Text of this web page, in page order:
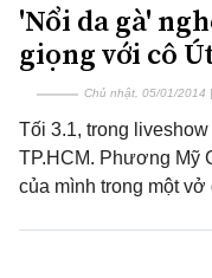
'Nổi da gà'
giọng với cô
Chủ nhật, 05/01/2014
Tối 3.1, trong
TP.HCM. Phương Mỹ
của mình trong một